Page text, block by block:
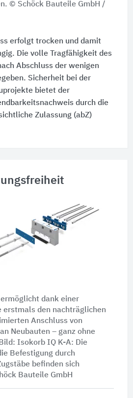
© Schöck Bauteile GmbH /
erfolgt trocken und damit
Die volle Tragfähigkeit des
Abschluss der wenigen
Sicherheit bei der
bietet der
durch die
Zulassung (abZ)
dank einer
erstmals den nachträglichen
Anschluss von
Neubauten – ganz ohne
Isokorb IQ K-A: Die
Befestigung durch
befinden sich
Bauteile GmbH